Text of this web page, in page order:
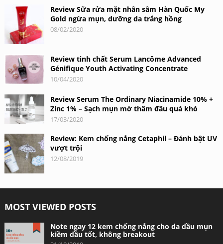
Review Sữa rửa mặt nhân sâm Hàn Quốc My
Gold ngừa mụn, dưỡng da trắng hồng
08/02/2020
Review tinh chất Serum Lancôme Advanced
Génifique Youth Activating Concentrate
10/04/2020
Review Serum The Ordinary Niacinamide 10% +
Zinc 1% – Sạch mụn mờ thâm đâu quá khó
17/03/2020
Review: Kem chống nắng Cetaphil – Đánh bật UV
vượt trội
12/08/2019
MOST VIEWED POSTS
Note ngay 12 kem chống nắng cho da dầu mụn
kiềm dầu tốt, không breakout